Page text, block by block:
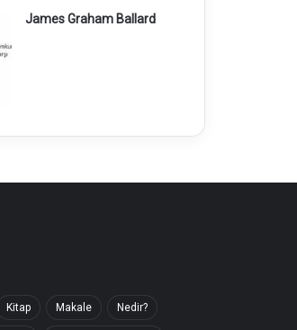
James Graham Ballard
Kitap Makale Nedir?